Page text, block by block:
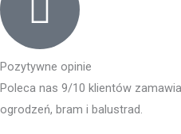
Pozytywne opinie
Poleca nas 9/10 klientów
ogrodzeń, bram i balustrad.